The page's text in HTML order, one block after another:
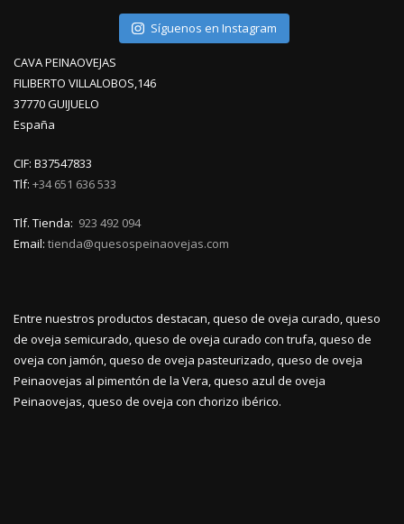
Síguenos en Instagram
CAVA PEINAOVEJAS
FILIBERTO VILLALOBOS,146
37770 GUIJUELO
España
CIF: B37547833
Tlf: +34 651 636 533
Tlf. Tienda: 923 492 094
Email: tienda@quesospeinaovejas.com
Entre nuestros productos destacan, queso de oveja curado, queso
de oveja semicurado, queso de oveja curado con trufa, queso de
oveja con jamón, queso de oveja pasteurizado, queso de oveja
Peinaovejas al pimentón de la Vera, queso azul de oveja
Peinaovejas, queso de oveja con chorizo ibérico.